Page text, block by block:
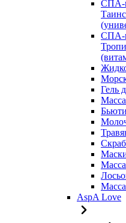
СПА-
СПА-
Гель
AspA Love